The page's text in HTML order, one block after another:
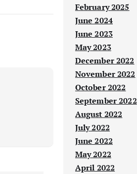
February 2025
June 2024
June 2023
May 2023
December 2022
November 2022
October 2022
September 2022
August 2022
July 2022
June 2022
May 2022
April 2022